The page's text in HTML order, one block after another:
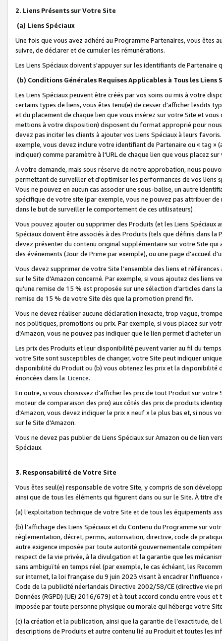
2. Liens Présents sur Votre Site
(a) Liens Spéciaux
Une fois que vous avez adhéré au Programme Partenaires, vous êtes
suivre, de déclarer et de cumuler les rémunérations.
Les Liens Spéciaux doivent s'appuyer sur les identifiants de Partenaire
(b) Conditions Générales Requises Applicables à Tous les Liens
Les Liens Spéciaux peuvent être créés par vos soins ou mis à votre
certains types de liens, vous êtes tenu(e) de cesser d'afficher lesdits
et du placement de chaque lien que vous insérez sur votre Site et
mettions à votre disposition) disposent du format approprié pour
devez pas inciter les clients à ajouter vos Liens Spéciaux à leurs
exemple, vous devez inclure votre identifiant de Partenaire ou « tag
indiquer) comme paramètre à l'URL de chaque lien que vous placez
À votre demande, mais sous réserve de notre approbation, nous
permettant de surveiller et d'optimiser les performances de vos liens
Vous ne pouvez en aucun cas associer une sous-balise, un autre
spécifique de votre site (par exemple, vous ne pouvez pas attribuer
dans le but de surveiller le comportement de ces utilisateurs) .
Vous pouvez ajouter ou supprimer des Produits (et les Liens
Spéciaux doivent être associés à des Produits (tels que définis dans
devez présenter du contenu original supplémentaire sur votre Site qui
des événements (Jour de Prime par exemple), ou une page d'accueil
Vous devez supprimer de votre Site l’ensemble des liens et
sur le Site d'Amazon concerné. Par exemple, si vous ajoutez des
qu'une remise de 15 % est proposée sur une sélection d'articles
remise de 15 % de votre Site dès que la promotion prend fin.
Vous ne devez réaliser aucune déclaration inexacte, trop vague,
nos politiques, promotions ou prix. Par exemple, si vous placez sur
d'Amazon, vous ne pouvez pas indiquer que le lien permet d'acheter
Les prix des Produits et leur disponibilité peuvent varier au fil du
votre Site sont susceptibles de changer, votre Site peut indiquer
disponibilité du Produit ou (b) vous obtenez les prix et la disponibilité
énoncées dans la Licence.
En outre, si vous choisissez d'afficher les prix de tout Produit sur
moteur de comparaison des prix) aux côtés des prix de produits
d'Amazon, vous devez indiquer le prix « neuf » le plus bas et, si nous
sur le Site d'Amazon.
Vous ne devez pas publier de Liens Spéciaux sur Amazon ou de lien
Spéciaux.
3. Responsabilité de Votre Site
Vous êtes seul(e) responsable de votre Site, y compris de son
ainsi que de tous les éléments qui figurent dans ou sur le Site. À titre
(a) l’exploitation technique de votre Site et de tous les équipements
(b) l’affichage des Liens Spéciaux et du Contenu du Programme sur
réglementation, décret, permis, autorisation, directive, code de
autre exigence imposée par toute autorité gouvernementale
respect de la vie privée, à la divulgation et la garantie que les
sans ambiguïté en temps réel (par exemple, le cas échéant, les
sur internet, la loi française du 9 juin 2023 visant à encadrer
Code de la publicité néerlandais Directive 2002/58/CE (directive vie
Données (RGPD) (UE) 2016/679) et à tout accord conclu entre vous
imposée par toute personne physique ou morale qui héberge votre
(c) la création et la publication, ainsi que la garantie de l’exactitude,
descriptions de Produits et autre contenu lié au Produit et toutes les